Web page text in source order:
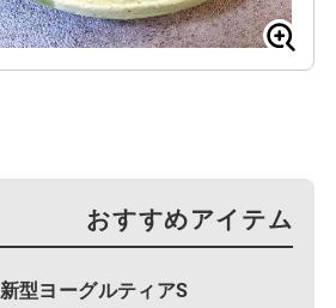
おすすめアイテム
新型ヨーグルティアS